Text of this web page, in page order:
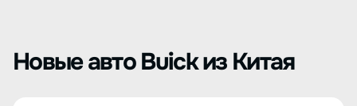
Новые авто Buick из Китая